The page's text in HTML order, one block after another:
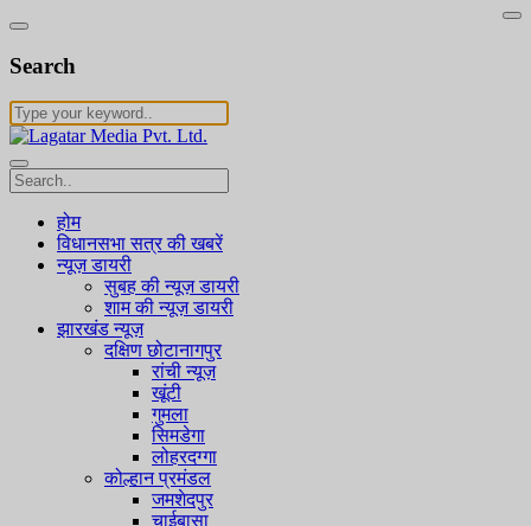
Search
होम
विधानसभा सत्र की खबरें
न्यूज़ डायरी
सुबह की न्यूज़ डायरी
शाम की न्यूज़ डायरी
झारखंड न्यूज़
दक्षिण छोटानागपुर
रांची न्यूज़
खूंटी
गुमला
सिमडेगा
लोहरदग्गा
कोल्हान प्रमंडल
जमशेदपुर
चाईबासा